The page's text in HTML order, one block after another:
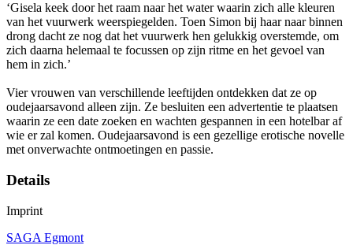
‘Gisela keek door het raam naar het water waarin zich alle kleuren
van het vuurwerk weerspiegelden. Toen Simon bij haar naar binnen
drong dacht ze nog dat het vuurwerk hen gelukkig overstemde, om
zich daarna helemaal te focussen op zijn ritme en het gevoel van
hem in zich.’
Vier vrouwen van verschillende leeftijden ontdekken dat ze op
oudejaarsavond alleen zijn. Ze besluiten een advertentie te plaatsen
waarin ze een date zoeken en wachten gespannen in een hotelbar af
wie er zal komen. Oudejaarsavond is een gezellige erotische novelle
met onverwachte ontmoetingen en passie.
Details
Imprint
SAGA Egmont